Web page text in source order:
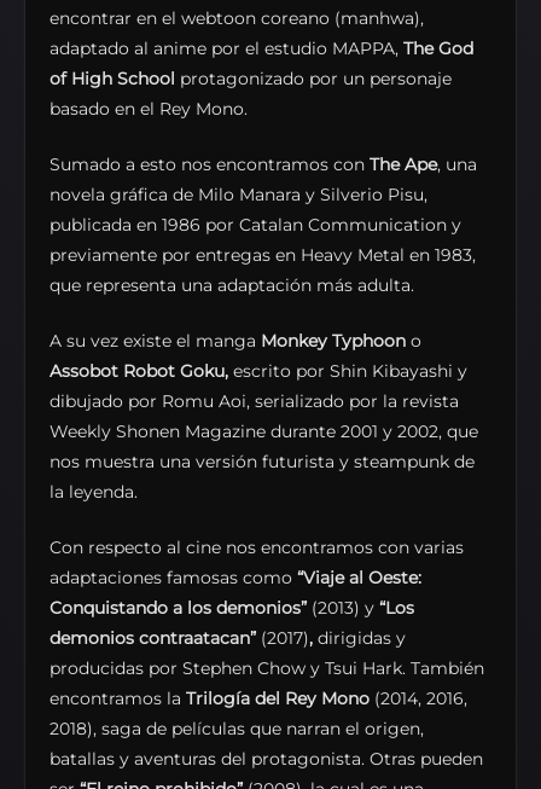
encontrar en el webtoon coreano (manhwa),
adaptado al anime por el estudio MAPPA, The God
of High School protagonizado por un personaje
basado en el Rey Mono.
Sumado a esto nos encontramos con The Ape, una
novela gráfica de Milo Manara y Silverio Pisu,
publicada en 1986 por Catalan Communication y
previamente por entregas en Heavy Metal en 1983,
que representa una adaptación más adulta.
A su vez existe el manga Monkey Typhoon o
Assobot Robot Goku, escrito por Shin Kibayashi y
dibujado por Romu Aoi, serializado por la revista
Weekly Shonen Magazine durante 2001 y 2002, que
nos muestra una versión futurista y steampunk de
la leyenda.
Con respecto al cine nos encontramos con varias
adaptaciones famosas como “Viaje al Oeste:
Conquistando a los demonios” (2013) y “Los
demonios contraatacan” (2017), dirigidas y
producidas por Stephen Chow y Tsui Hark. También
encontramos la Trilogía del Rey Mono (2014, 2016,
2018), saga de películas que narran el origen,
batallas y aventuras del protagonista. Otras pueden